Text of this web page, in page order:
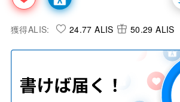
獲得ALIS: 24.77 ALIS 50.29 ALIS